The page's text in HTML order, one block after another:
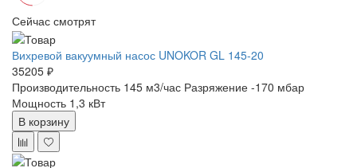
Сейчас смотрят
Вихревой вакуумный насос UNOKOR GL 145-20
35205 ₽
Производительность 145 м3/час Разряжение -170 мбар
Мощность 1,3 кВт
В корзину